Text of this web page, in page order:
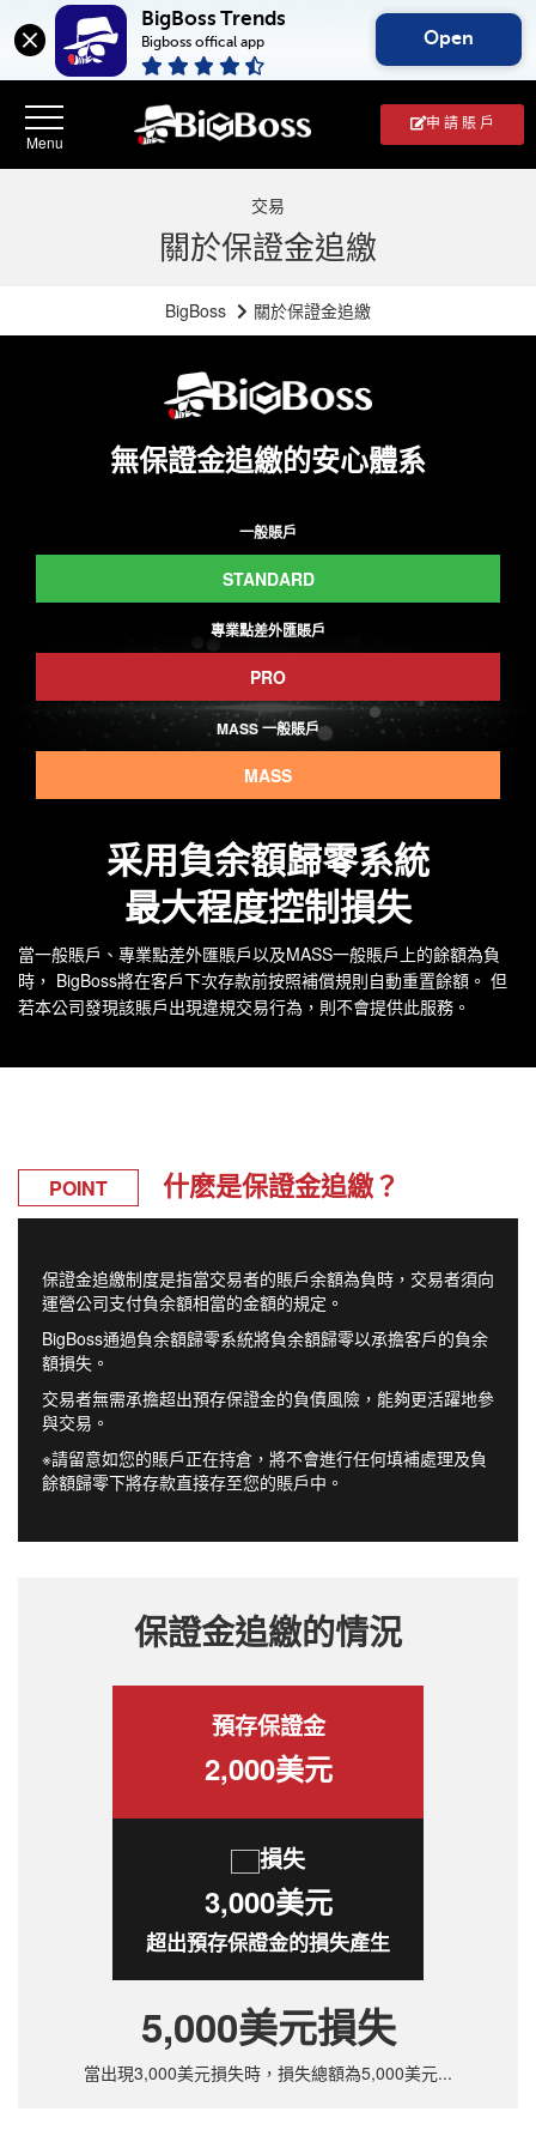
BigBoss Trends
Bigboss offical app Open
申 請 賬 戶
交易
關於保證金追繳
BigBoss 關於保證金追繳
無保證金追繳的安心體系
一般賬戶
STANDARD
專業點差外匯賬戶
PRO
MASS 一般賬戶
MASS
采用負余額歸零系統
最大程度控制損失
當一般賬戶、專業點差外匯賬戶以及MASS一般賬戶上的餘額為負
時， BigBoss將在客戶下次存款前按照補償規則自動重置餘額。 但
若本公司發現該賬戶出現違規交易行為，則不會提供此服務。
POINT 什麽是保證金追繳？
保證金追繳制度是指當交易者的賬戶余額為負時，交易者須向
運營公司支付負余額相當的金額的規定。
BigBoss通過負余額歸零系統將負余額歸零以承擔客戶的負余
額損失。
交易者無需承擔超出預存保證金的負債風險，能夠更活躍地參
與交易。
※請留意如您的賬戶正在持倉，將不會進行任何填補處理及負
餘額歸零下將存款直接存至您的賬戶中。
保證金追繳的情況
預存保證金
2,000美元
損失
3,000美元
超出預存保證金的損失產生
5,000美元損失
當出現3,000美元損失時，損失總額為5,000美元...